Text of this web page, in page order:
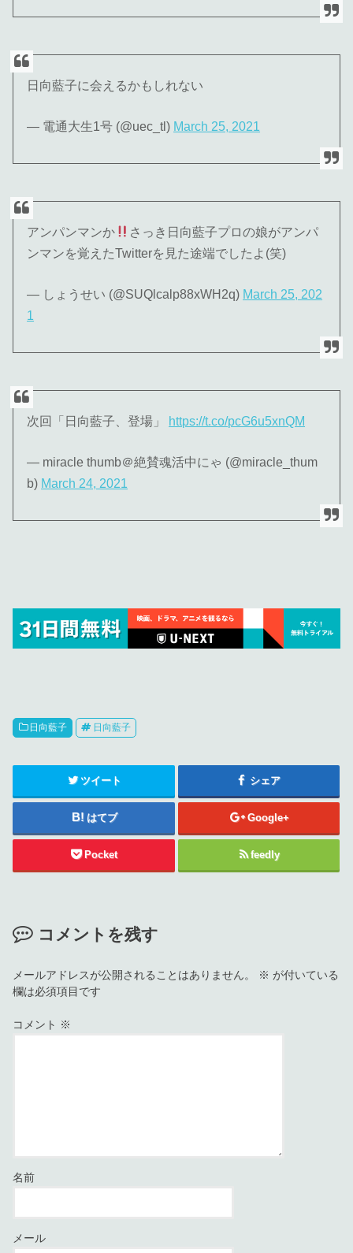
日向藍子に会えるかもしれない
— 電通大生1号 (@uec_tl) March 25, 2021
アンパンマンか
さっき日向藍子プロの娘がアンパ
ンマンを覚えたTwitterを見た途端でしたよ(笑)
— しょうせい (@SUQlcalp88xWH2q) March 25, 202
1
次回「日向藍子、登場」 https://t.co/pcG6u5xnQM
— miracle thumb＠絶賛魂活中にゃ (@miracle_thum
b) March 24, 2021
日向藍子 日向藍子
ツイート シェア
はてブ Google+
Pocket feedly
コメントを残す
メールアドレスが公開されることはありません。 ※ が付いている
欄は必須項目です
コメント ※
名前
メール